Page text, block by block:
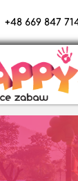
+48 669 847